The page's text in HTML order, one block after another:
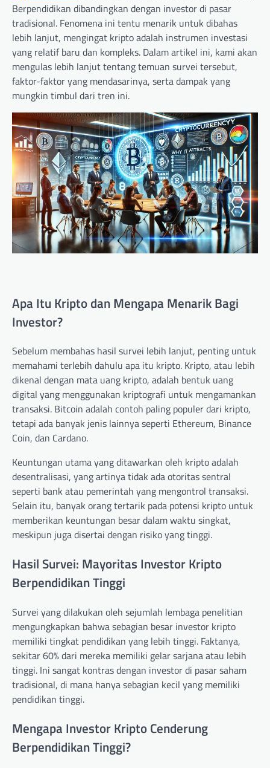
Berpendidikan dibandingkan dengan investor di pasar
tradisional. Fenomena ini tentu menarik untuk dibahas
lebih lanjut, mengingat kripto adalah instrumen investasi
yang relatif baru dan kompleks. Dalam artikel ini, kami akan
mengulas lebih lanjut tentang temuan survei tersebut,
faktor-faktor yang mendasarinya, serta dampak yang
mungkin timbul dari tren ini.
Apa Itu Kripto dan Mengapa Menarik Bagi
Investor?
Sebelum membahas hasil survei lebih lanjut, penting untuk
memahami terlebih dahulu apa itu kripto. Kripto, atau lebih
dikenal dengan mata uang kripto, adalah bentuk uang
digital yang menggunakan kriptografi untuk mengamankan
transaksi. Bitcoin adalah contoh paling populer dari kripto,
tetapi ada banyak jenis lainnya seperti Ethereum, Binance
Coin, dan Cardano.
Keuntungan utama yang ditawarkan oleh kripto adalah
desentralisasi, yang artinya tidak ada otoritas sentral
seperti bank atau pemerintah yang mengontrol transaksi.
Selain itu, banyak orang tertarik pada potensi kripto untuk
memberikan keuntungan besar dalam waktu singkat,
meskipun juga disertai dengan risiko yang tinggi.
Hasil Survei: Mayoritas Investor Kripto
Berpendidikan Tinggi
Survei yang dilakukan oleh sejumlah lembaga penelitian
mengungkapkan bahwa sebagian besar investor kripto
memiliki tingkat pendidikan yang lebih tinggi. Faktanya,
sekitar 60% dari mereka memiliki gelar sarjana atau lebih
tinggi. Ini sangat kontras dengan investor di pasar saham
tradisional, di mana hanya sebagian kecil yang memiliki
pendidikan tinggi.
Mengapa Investor Kripto Cenderung
Berpendidikan Tinggi?